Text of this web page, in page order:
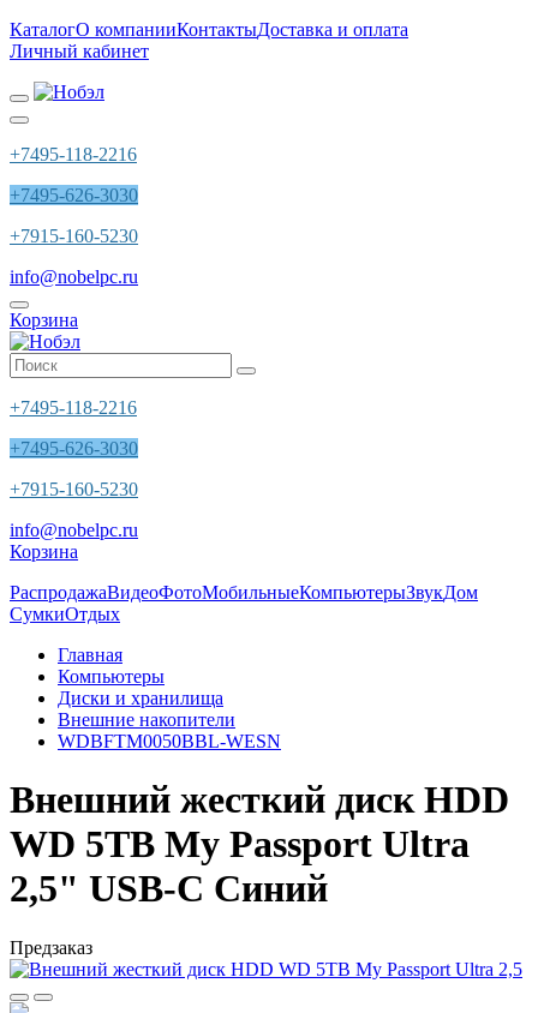
КаталогО компанииКонтактыДоставка и оплата
Личный кабинет
+7495-118-2216
+7495-626-3030
+7915-160-5230
info@nobelpc.ru
Корзина
+7495-118-2216
+7495-626-3030
+7915-160-5230
info@nobelpc.ru
Корзина
РаспродажаВидеоФотоМобильныеКомпьютерыЗвукДом
СумкиОтдых
Главная
Компьютеры
Диски и хранилища
Внешние накопители
WDBFTM0050BBL-WESN
Внешний жесткий диск HDD
WD 5TB My Passport Ultra
2,5" USB-C Синий
Предзаказ